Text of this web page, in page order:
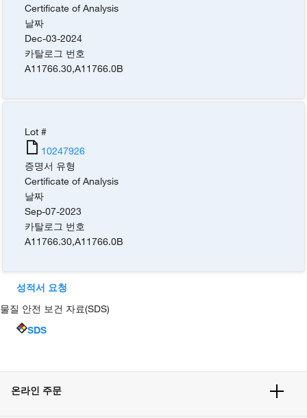
Certificate of Analysis
날짜
Dec-03-2024
카탈로그 번호
A11766.30,A11766.0B
Lot #
10247926
증명서 유형
Certificate of Analysis
날짜
Sep-07-2023
카탈로그 번호
A11766.30,A11766.0B
성적서 요청
물질 안전 보건 자료(SDS)
SDS
온라인 주문